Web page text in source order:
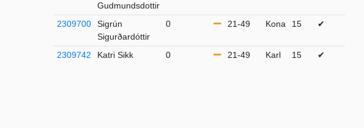
Gudmundsdottir
2309700
Sigrún
Sigurðardóttir
0 21-49 Kona 15 ✔
2309742 Katri Sikk 0 21-49 Karl 15 ✔